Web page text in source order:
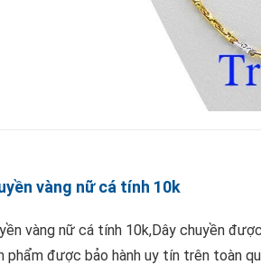
vàng nữ cá tính 10k
vàng nữ cá tính 10k,Dây chuyền
phẩm được bảo hành uy tín trên toàn